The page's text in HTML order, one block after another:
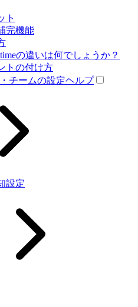
ト
完機能
の違いは何でしょうか？
トの付け方
チームの設定ヘルプ
設定